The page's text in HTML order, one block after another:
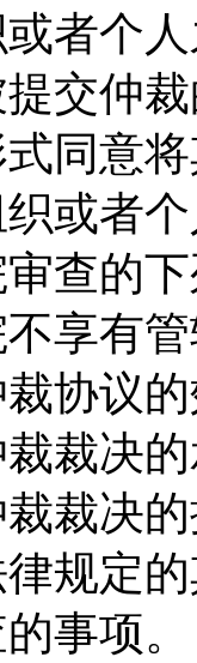
者个
交仲
同意
织或者
查的
不享有
裁协议
裁裁决
裁裁决
律规定
事项。